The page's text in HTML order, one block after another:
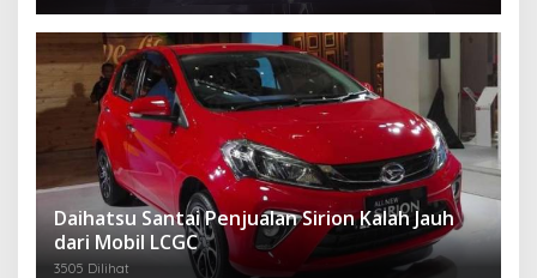
Daihatsu Santai Penjualan Sirion Kalah Jauh
dari Mobil LCGC
3505 Dilihat